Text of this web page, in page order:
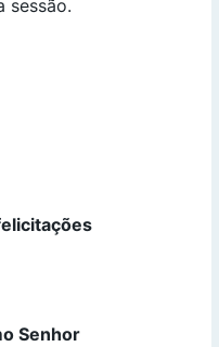
sessão.
Senhor